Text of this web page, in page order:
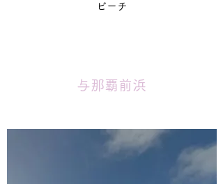
ビーチ
与那覇前浜
​​来間島手前にある白い砂浜で有名なビーチ。
浅めなので海初心者におススメ。